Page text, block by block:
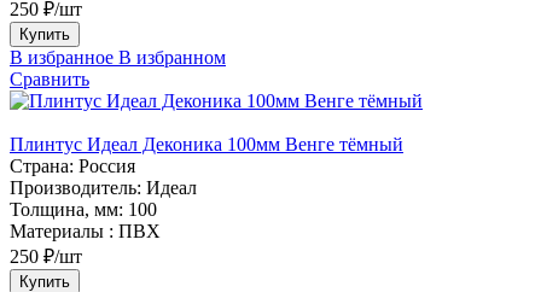
250 ₽/шт
Купить
В избранное В избранном
Сравнить
Плинтус Идеал Деконика 100мм Венге тёмный
Страна: Россия
Производитель: Идеал
Толщина, мм: 100
Материалы : ПВХ
250 ₽/шт
Купить